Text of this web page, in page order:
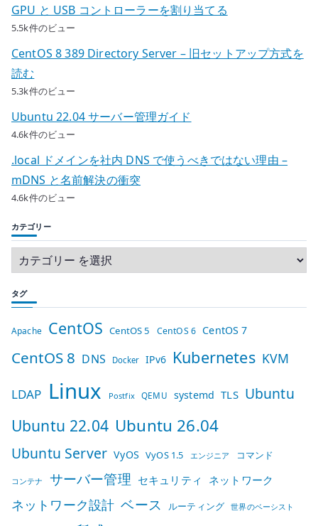
GPU と USB コントローラーを割り当てる
5.5k件のビュー
CentOS 8 389 Directory Server – 旧セットアップ方式を
読む
5.3k件のビュー
Ubuntu 22.04 サーバー管理ガイド
4.6k件のビュー
.local ドメインを社内 DNS で使うべきではない理由 –
mDNS と名前解決の衝突
4.6k件のビュー
カテゴリー
タグ
Apache CentOS CentOS 5 CentOS 6 CentOS 7
CentOS 8 DNS Docker IPv6 Kubernetes KVM
LDAP Linux Postfix QEMU systemd TLS Ubuntu
Ubuntu 22.04 Ubuntu 26.04
Ubuntu Server VyOS VyOS 1.5 エンジニア コマンド
コンテナ サーバー管理 セキュリティ ネットワーク
ネットワーク設計 ベース ルーティング 世界のベーシスト